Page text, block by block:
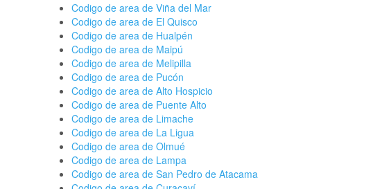
Codigo de area de Viña del Mar
Codigo de area de El Quisco
Codigo de area de Hualpén
Codigo de area de Maipú
Codigo de area de Melipilla
Codigo de area de Pucón
Codigo de area de Alto Hospicio
Codigo de area de Puente Alto
Codigo de area de Limache
Codigo de area de La Ligua
Codigo de area de Olmué
Codigo de area de Lampa
Codigo de area de San Pedro de Atacama